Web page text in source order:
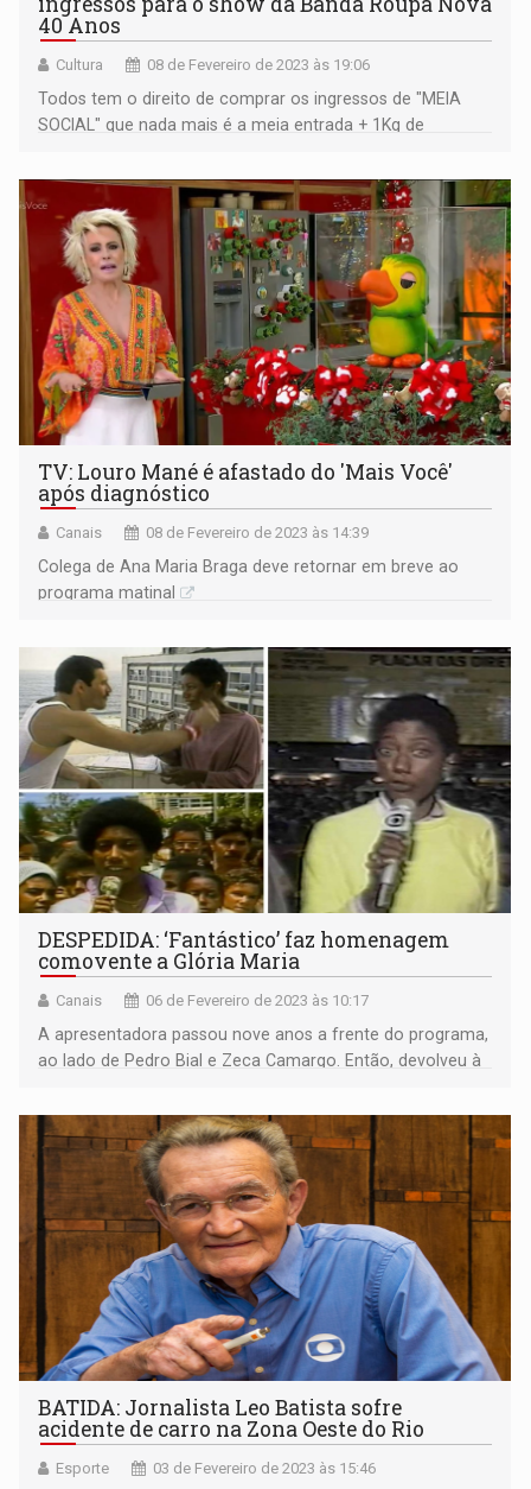
40 Anos
Cultura 08 de Fevereiro de 2023 às 19:06
Todos tem o direito de comprar os ingressos de "MEIA
SOCIAL" que nada mais é a meia entrada + 1Kg de
Paraná.
TV: Louro Mané é afastado do 'Mais Você'
após diagnóstico
Canais 08 de Fevereiro de 2023 às 14:39
Colega de Ana Maria Braga deve retornar em breve ao
programa matinal
DESPEDIDA: ‘Fantástico’ faz homenagem
comovente a Glória Maria
Canais 06 de Fevereiro de 2023 às 10:17
A apresentadora passou nove anos a frente do programa,
ao lado de Pedro Bial e Zeca Camargo. Então, devolveu à
anos.
BATIDA: Jornalista Leo Batista sofre
acidente de carro na Zona Oeste do Rio
Esporte 03 de Fevereiro de 2023 às 15:46